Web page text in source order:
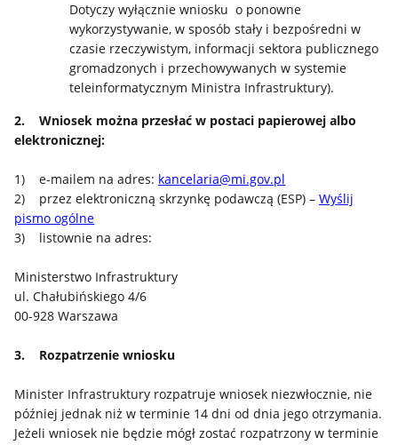
Dotyczy wyłącznie wniosku o ponowne
wykorzystywanie, w sposób stały i bezpośredni w
czasie rzeczywistym, informacji sektora publicznego
gromadzonych i przechowywanych w systemie
teleinformatycznym Ministra Infrastruktury).
2. Wniosek można przesłać w postaci papierowej albo
elektronicznej:
1) e-mailem na adres: kancelaria@mi.gov.pl
2) przez elektroniczną skrzynkę podawczą (ESP) –Wyślij
pismo ogólne
3) listownie na adres:
Ministerstwo Infrastruktury
ul. Chałubińskiego 4/6
00-928 Warszawa
3. Rozpatrzenie wniosku
Minister Infrastruktury rozpatruje wniosek niezwłocznie, nie
później jednak niż w terminie 14 dni od dnia jego otrzymania.
Jeżeli wniosek nie będzie mógł zostać rozpatrzony w terminie